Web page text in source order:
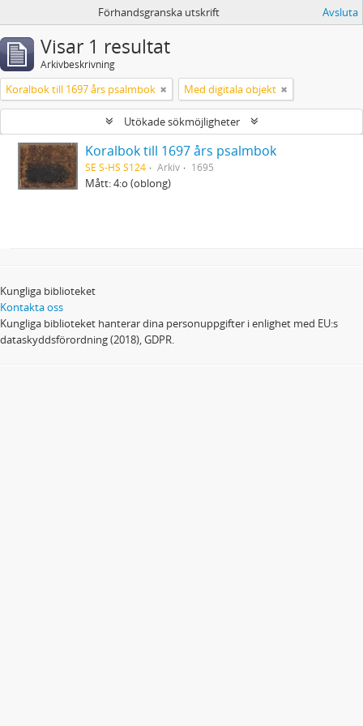
Förhandsgranska utskrift Avsluta
Visar 1 resultat
Arkivbeskrivning
Koralbok till 1697 års psalmbok Med digitala objekt
Utökade sökmöjligheter
Koralbok till 1697 års psalmbok
SE S-HS S124 Arkiv 1695
Mått: 4:o (oblong)
Kungliga biblioteket
Kontakta oss
Kungliga biblioteket hanterar dina personuppgifter i enlighet med EU:s
dataskyddsförordning (2018), GDPR.